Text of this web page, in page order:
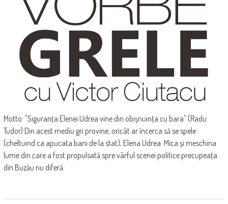
Motto: "Siguranţa Elenei Udrea vine din obişnuinţa cu bara" (Radu
Tudor) Din acest mediu gri provine, oricât ar încerca să se spele
(cheltuind ca apucata bani de la stat), Elena Udrea. Mica şi meschina
lume din care a fost propulsată spre vârful scenei politice precupeaţa
din Buzău nu diferă